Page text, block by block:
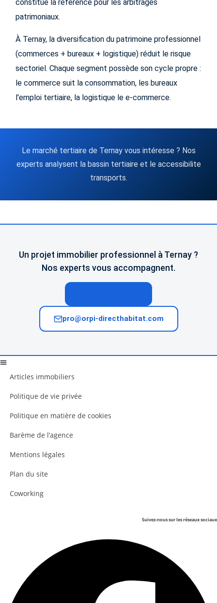
constitue la référence pour les arbitrages
patrimoniaux.
À Ternay, la diversification du patrimoine professionnel
(commerces + bureaux + logistique) réduit le risque
sectoriel. Chaque segment possède son cycle propre :
le commerce suit la consommation, les bureaux
l'emploi tertiaire, la logistique le e-commerce.
Le marché tertiaire de Ternay vous intéresse ? Nos
experts analysent la bassin tertiaire et le accessibilite
transports.
Un projet immobilier professionnel à Ternay ?
Nos experts vous accompagnent.
pro@orpi-directhabitat.com
Articles immobiliers
Politique de vie privée
Politique en matière de cookies
Barème de l’agence
Mentions légales
Plan du site
Coworking
Suivez-nous sur les réseaux sociaux